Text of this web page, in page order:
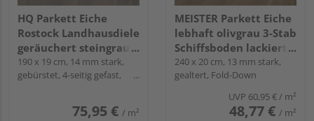
HQ Parkett Eiche
Rostock Landhausdiele
geräuchert steingrau
natur-geölt - Rustikal
190 x 19 cm, 14 mm stark,
gebürstet, 4-seitig gefast,
75,95 € / m²
MEISTER Parkett Eiche
lebhaft olivgrau 3-Stab
Schiffsboden lackiert -
MeisterParkett.
longlife PC 200
240 x 20 cm, 13 mm stark,
gealtert, Fold-Down
UVP 60,95 €/ m²
48,77 € / m²